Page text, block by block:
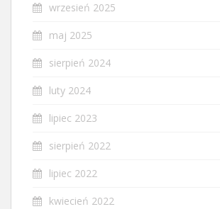
wrzesień 2025
maj 2025
sierpień 2024
luty 2024
lipiec 2023
sierpień 2022
lipiec 2022
kwiecień 2022